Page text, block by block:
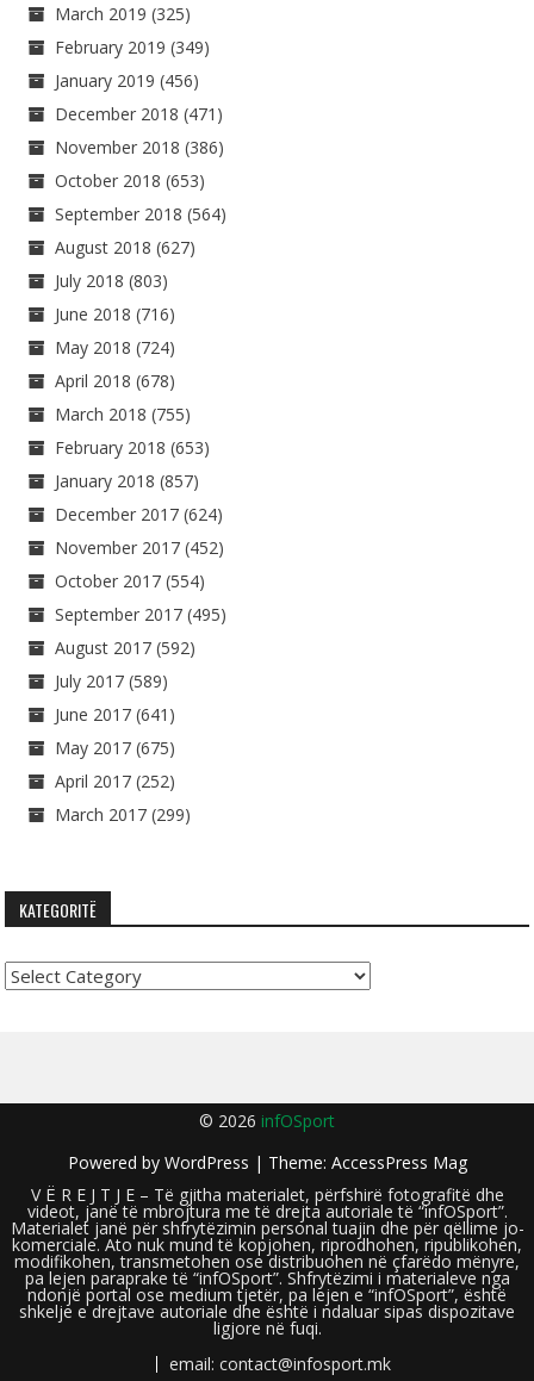
March 2019 (325)
February 2019 (349)
January 2019 (456)
December 2018 (471)
November 2018 (386)
October 2018 (653)
September 2018 (564)
August 2018 (627)
July 2018 (803)
June 2018 (716)
May 2018 (724)
April 2018 (678)
March 2018 (755)
February 2018 (653)
January 2018 (857)
December 2017 (624)
November 2017 (452)
October 2017 (554)
September 2017 (495)
August 2017 (592)
July 2017 (589)
June 2017 (641)
May 2017 (675)
April 2017 (252)
March 2017 (299)
KATEGORITË
Kategoritë
© 2026 infOSport
Powered by WordPress | Theme: AccessPress Mag
V Ë R E J T J E – Të gjitha materialet, përfshirë fotografitë dhe
videot, janë të mbrojtura me të drejta autoriale të “infOSport”.
Materialet janë për shfrytëzimin personal tuajin dhe për qëllime jo-
komerciale. Ato nuk mund të kopjohen, riprodhohen, ripublikohen,
modifikohen, transmetohen ose distribuohen në çfarëdo mënyre,
pa lejen paraprake të “infOSport”. Shfrytëzimi i materialeve nga
ndonjë portal ose medium tjetër, pa lejen e “infOSport”, është
shkelje e drejtave autoriale dhe është i ndaluar sipas dispozitave
ligjore në fuqi.
email: contact@infosport.mk